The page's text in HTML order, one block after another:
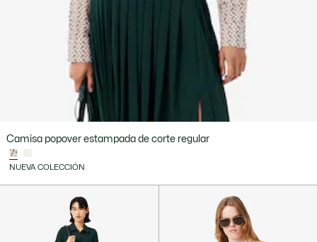
Camisa popover estampada de corte regular
NUEVA COLECCIÓN